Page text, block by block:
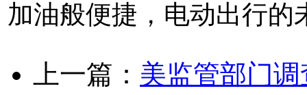
加油般便捷，电动出行的
上一篇： 美监管部门